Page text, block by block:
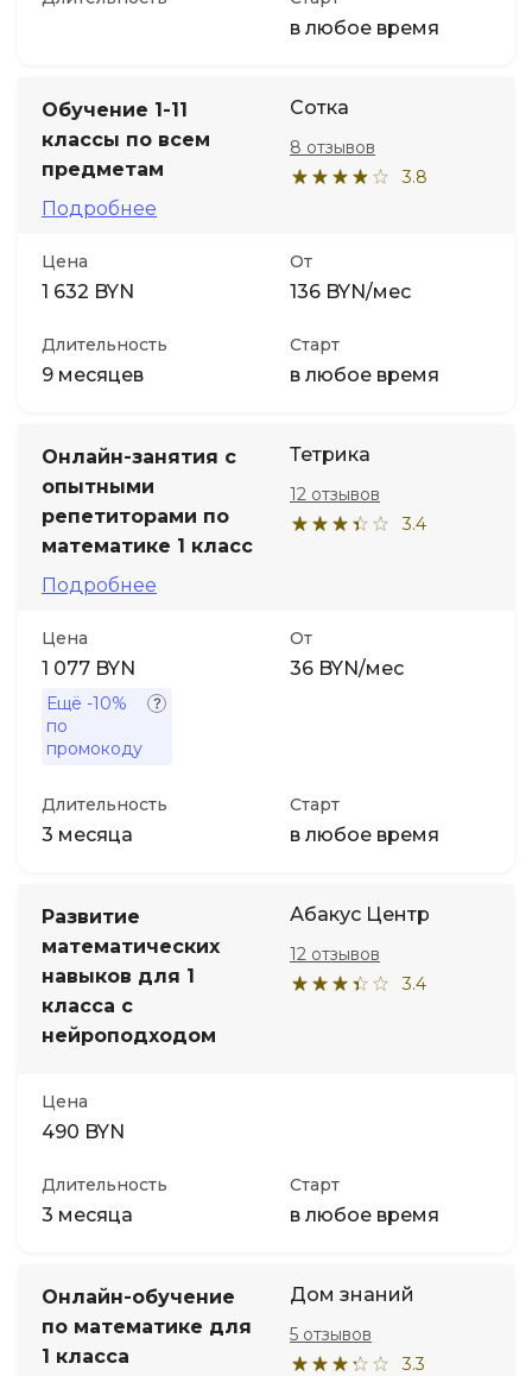
в любое время
Обучение 1-11
классы по всем
предметам
Подробнее
Сотка
3.8
8 отзывов
Цена
1 632 BYN
От
136 BYN/мес
Длительность
9 месяцев
Старт
в любое время
Онлайн-занятия с
опытными
репетиторами по
математике 1 класс
Подробнее
Тетрика
3.4
12 отзывов
Цена
1 077 BYN
Ещё -10%
по
промокоду
От
36 BYN/мес
Длительность
3 месяца
Старт
в любое время
Развитие
математических
навыков для 1
класса с
нейроподходом
Абакус Центр
3.4
12 отзывов
Цена
490 BYN
Длительность
3 месяца
Старт
в любое время
Онлайн-обучение
по математике для
1 класса
Дом знаний
3.3
5 отзывов